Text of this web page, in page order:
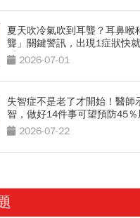
夏天吹冷氣吹到耳聾？耳鼻喉
聾」關鍵警訊，出現1症狀快
看 2026-07-01
失智症不是老了才開始！醫師
智，做好14件事可望預防45
2026-07-22